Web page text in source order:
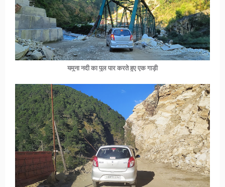
यमुना नदी का पुल पार करते हुए एक गाड़ी